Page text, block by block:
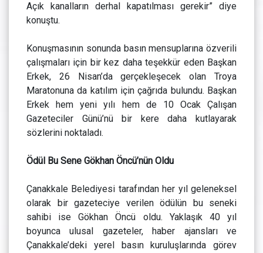
Açık kanalların derhal kapatılması gerekir” diye
konuştu.
Konuşmasının sonunda basın mensuplarına özverili
çalışmaları için bir kez daha teşekkür eden Başkan
Erkek, 26 Nisan’da gerçekleşecek olan Troya
Maratonuna da katılım için çağrıda bulundu. Başkan
Erkek hem yeni yılı hem de 10 Ocak Çalışan
Gazeteciler Günü’nü bir kere daha kutlayarak
sözlerini noktaladı.
Ödül Bu Sene Gökhan Öncü’nün Oldu
Çanakkale Belediyesi tarafından her yıl geleneksel
olarak bir gazeteciye verilen ödülün bu seneki
sahibi ise Gökhan Öncü oldu. Yaklaşık 40 yıl
boyunca ulusal gazeteler, haber ajansları ve
Çanakkale’deki yerel basın kuruluşlarında görev